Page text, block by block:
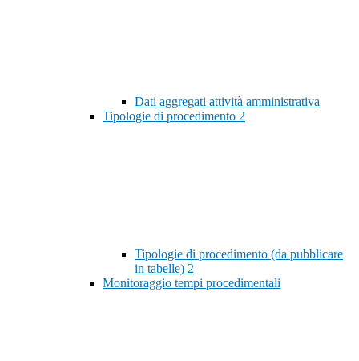
Dati aggregati attività amministrativa
Tipologie di procedimento 2
Tipologie di procedimento (da pubblicare
in tabelle) 2
Monitoraggio tempi procedimentali